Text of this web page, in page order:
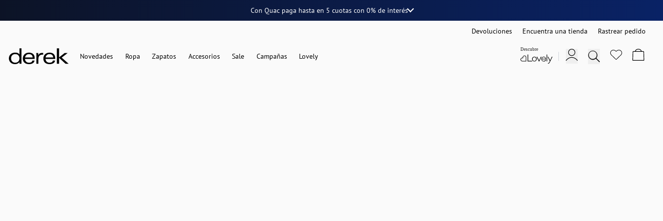
Con Quac paga hasta en 5 cuotascon 0% de interés
Devoluciones Encuentra una tienda Rastrear pedido
Novedades Ropa Zapatos Accesorios Sale Campañas Lovely